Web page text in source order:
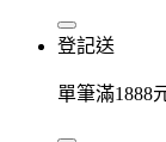
登記送
單筆滿1888